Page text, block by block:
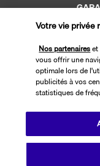
Site édité par
Votre vie privée
Nos partenaires
vous offrir une
optimale lors de
publicités à vos
statistiques de